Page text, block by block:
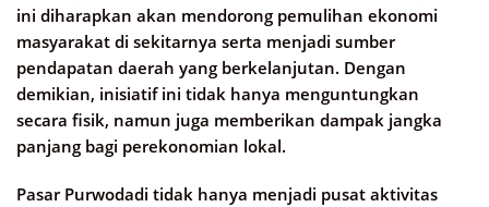
ini diharapkan akan mendorong pemulihan ekonomi
masyarakat di sekitarnya serta menjadi sumber
pendapatan daerah yang berkelanjutan. Dengan
demikian, inisiatif ini tidak hanya menguntungkan
secara fisik, namun juga memberikan dampak jangka
panjang bagi perekonomian lokal.
Pasar Purwodadi tidak hanya menjadi pusat aktivitas